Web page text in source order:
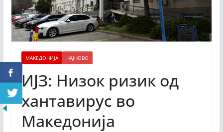
МАКЕДОНИЈА НАЈНОВО
ИЈЗ: Низок ризик од
хантавирус во
Македонија